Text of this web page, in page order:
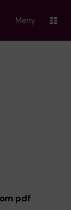
Meny
pdf